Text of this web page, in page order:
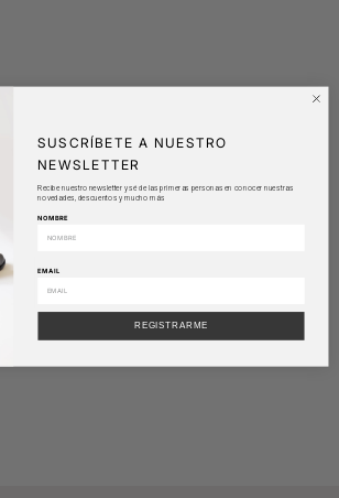
SUSCRÍBETE A NUESTRO
NEWSLETTER
Recibe nuestro newsletter y sé de las primeras personas en conocer nuestras
novedades, descuentos y mucho más
NOMBRE
EMAIL
REGISTRARME